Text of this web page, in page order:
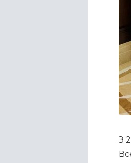
З